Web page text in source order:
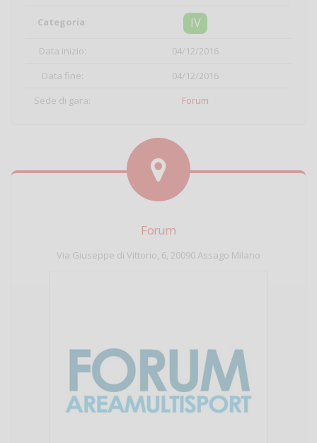
Categoria: IV
Data inizio:
04/12/2016
Data fine:
04/12/2016
Sede di gara:
Forum
Forum
Via Giuseppe di Vittorio, 6, 20090 Assago Milano